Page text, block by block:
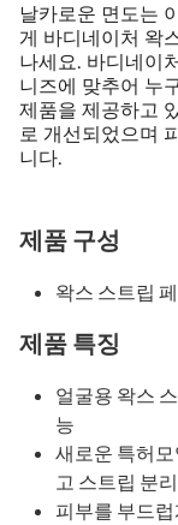
날카로운 면도는
게 바디네이처 왁
나세요. 바디네이
니즈에 맞추어 누
제품을 제공하고
로 개선되었으며
니다.
제품 구성
왁스 스트립
제품 특징
얼굴용 왁스
능
새로운 특허
고 스트립 분
피부를 부드